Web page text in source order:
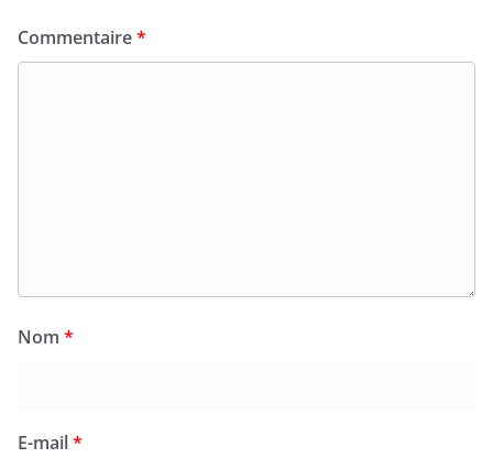
Commentaire*
Nom *
E-mail*